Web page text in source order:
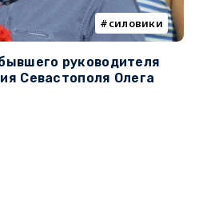
силовики
руководителя
Севастополя Олега